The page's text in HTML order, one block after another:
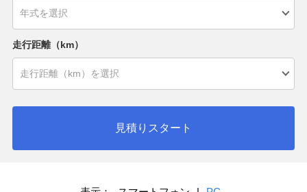
走行距離（km）
見積りスタート